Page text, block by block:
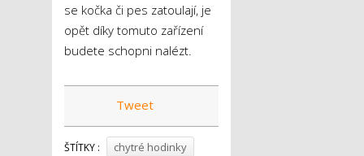
se kočka či pes zatoulají, je
opět díky tomuto zařízení
budete schopni nalézt.
Tweet
ŠTÍTKY :
chytré hodinky